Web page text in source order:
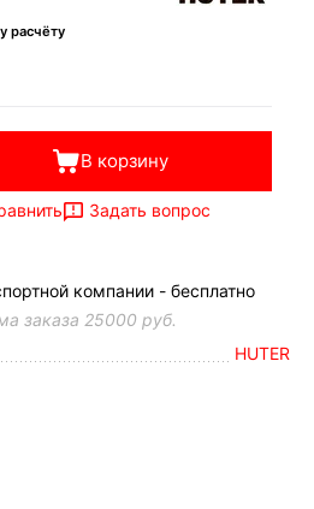
расчёту
В корзину
Задать вопрос
компании - бесплатно
заказа 25000 руб.
HUTER